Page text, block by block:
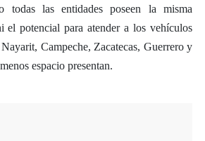
todas las entidades poseen la misma
el potencial para atender a los vehículos
Campeche, Zacatecas, Guerrero y
espacio presentan.